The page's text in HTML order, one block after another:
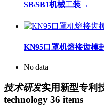
SB/SB1机械工装→
KN95口罩机熔接齿模
No data
技术研发实用新型专利
technology 36 items